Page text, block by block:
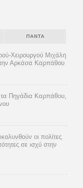
ΠΆΝΤΑ
Χειρουργού Μιχάλη
Αρκάσα Καρπάθου
Πηγάδια Καρπάθου,
οι πολίτες
σε ισχύ στην